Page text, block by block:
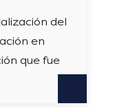
del
en
que fue